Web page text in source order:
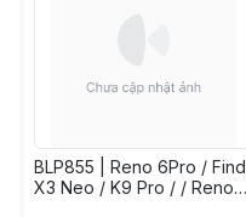
BLP855 | Reno 6Pro / Find
X3 Neo / K9 Pro / / Reno7